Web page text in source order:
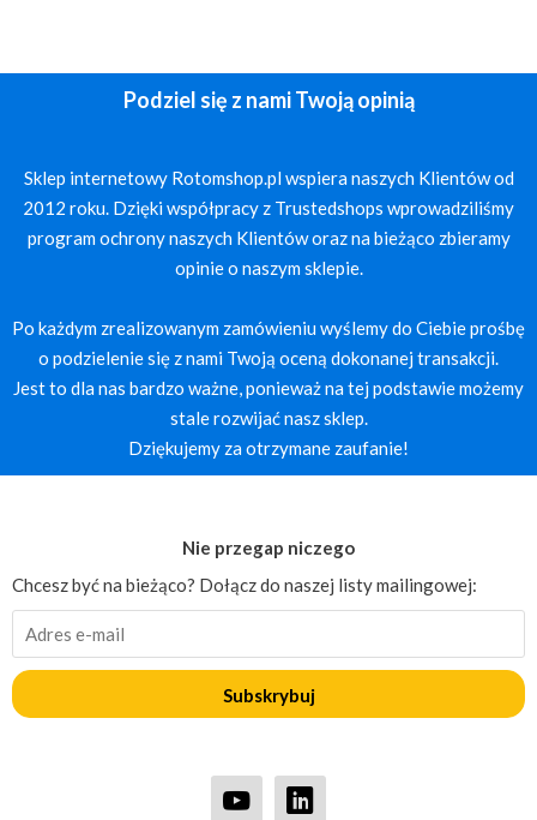
Podziel się z nami Twoją opinią
Sklep internetowy Rotomshop.pl wspiera naszych Klientów od
2012 roku. Dzięki współpracy z Trustedshops wprowadziliśmy
program ochrony naszych Klientów oraz na bieżąco zbieramy
opinie o naszym sklepie.
Po każdym zrealizowanym zamówieniu wyślemy do Ciebie prośbę
o podzielenie się z nami Twoją oceną dokonanej transakcji.
Jest to dla nas bardzo ważne, ponieważ na tej podstawie możemy
stale rozwijać nasz sklep.
Dziękujemy za otrzymane zaufanie!
Nie przegap niczego
Chcesz być na bieżąco? Dołącz do naszej listy mailingowej:
Subskrybuj